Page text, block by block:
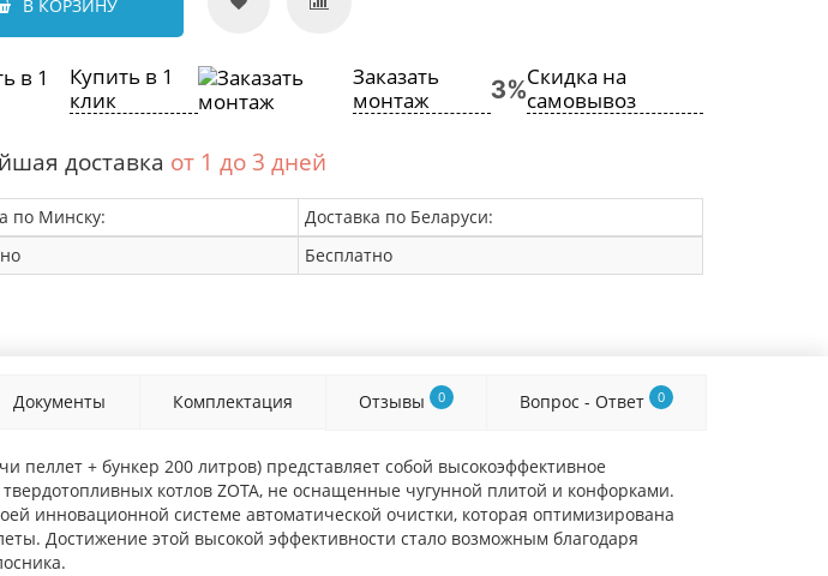
В КОРЗИНУ
Купить в 1
клик
Заказать
монтаж
Скидка на
самовывоз
доставка от 1 до 3 дней
по Минску:
Доставка по Беларуси:
Бесплатно
Документы Комплектация Отзывы 0 Вопрос - Ответ 0
пеллет + бункер 200 литров) представляет собой высокоэффективное
котлов ZOTA, не оснащенные чугунной плитой и конфорками.
инновационной системе автоматической очистки, которая оптимизирована
Достижение этой высокой эффективности стало возможным благодаря